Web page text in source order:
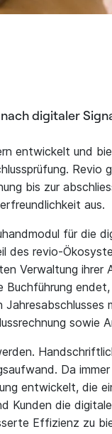
digitaler
entwickelt und
Revio
bis zur
aus.
für die
des revio-
Verwaltung ihrer
endet,
sowie
Da
entwickelt, die
Kunden die
Effizienz zu